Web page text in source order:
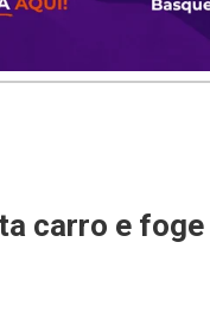
carro e foge